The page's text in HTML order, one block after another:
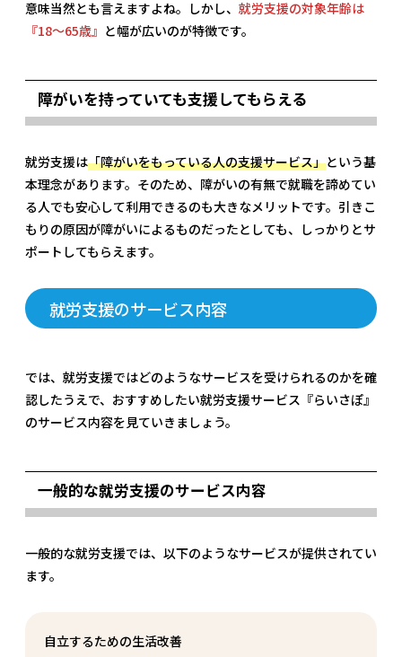
意味当然とも言えますよね。しかし、 就労支援の対象年齢は
『18～65歳』 と幅が広いのが特徴です。
障がいを持っていても支援してもらえる
就労支援は「障がいをもっている人の支援サービス」という基
本理念があります。そのため、障がいの有無で就職を諦めてい
る人でも安心して利用できるのも大きなメリットです。引きこ
もりの原因が障がいによるものだったとしても、しっかりとサ
ポートしてもらえます。
就労支援のサービス内容
では、就労支援ではどのようなサービスを受けられるのかを確
認したうえで、おすすめしたい就労支援サービス『らいさぽ』
のサービス内容を見ていきましょう。
一般的な就労支援のサービス内容
一般的な就労支援では、以下のようなサービスが提供されてい
ます。
自立するための生活改善